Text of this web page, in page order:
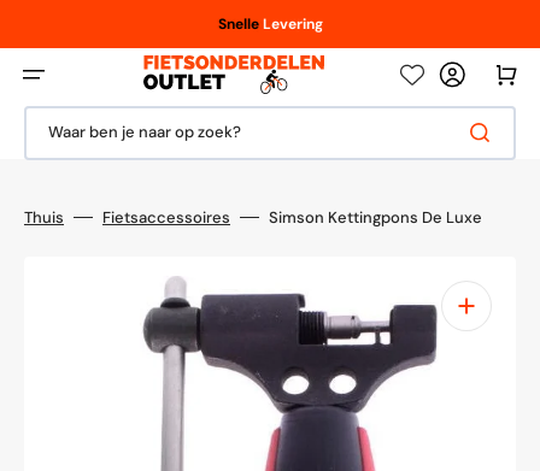
content
SnelleLevering
Vanaf € 100,- / € 150,-Scherpeprijzen
Waar ben je naar op zoek?
Thuis Fietsaccessoires Simson Kettingpons De Luxe